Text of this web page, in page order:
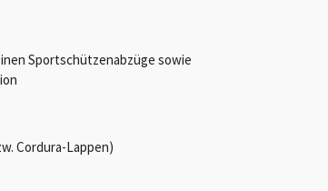
Sportschützenabzüge sowie
Cordura-Lappen)